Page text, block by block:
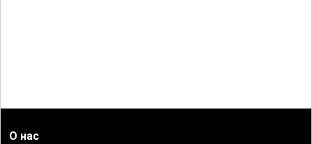
О нас